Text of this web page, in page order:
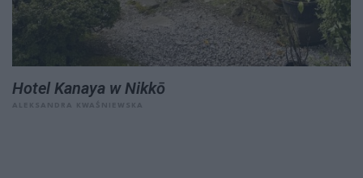
Hotel Kanaya w Nikkō